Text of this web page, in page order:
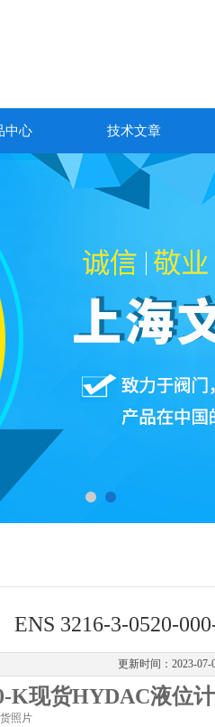
中心 技术文章
ENS 3216-3-0520-
更新时间：2023-
K现货HYDAC液位计
照片